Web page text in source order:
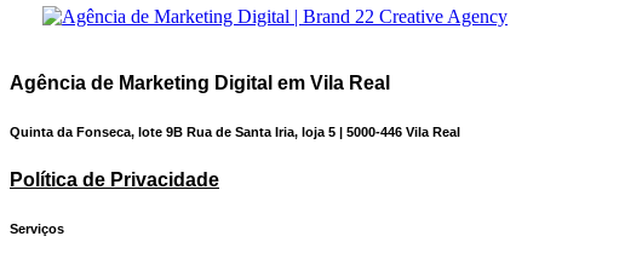
Agência de Marketing Digital em Vila Real
Quinta da Fonseca, lote 9B Rua de Santa Iria, loja 5 | 5000-446 Vila Real
Política de Privacidade
Serviços